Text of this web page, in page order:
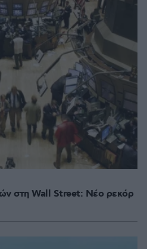
στη Wall Street: Νέο ρεκόρ